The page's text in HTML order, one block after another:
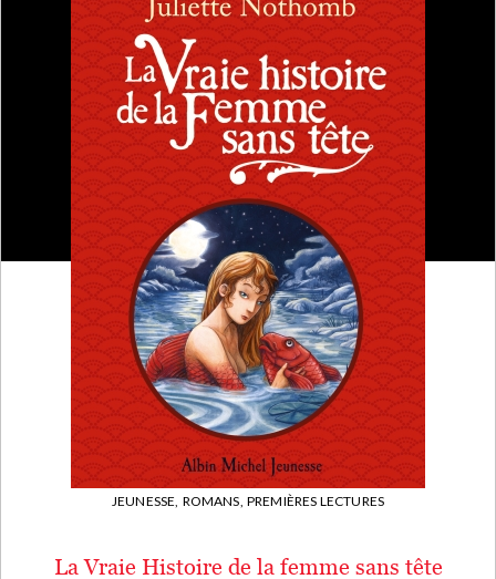
JEUNESSE, ROMANS, PREMIÈRES LECTURES
La Vraie Histoire de la femme sans tête